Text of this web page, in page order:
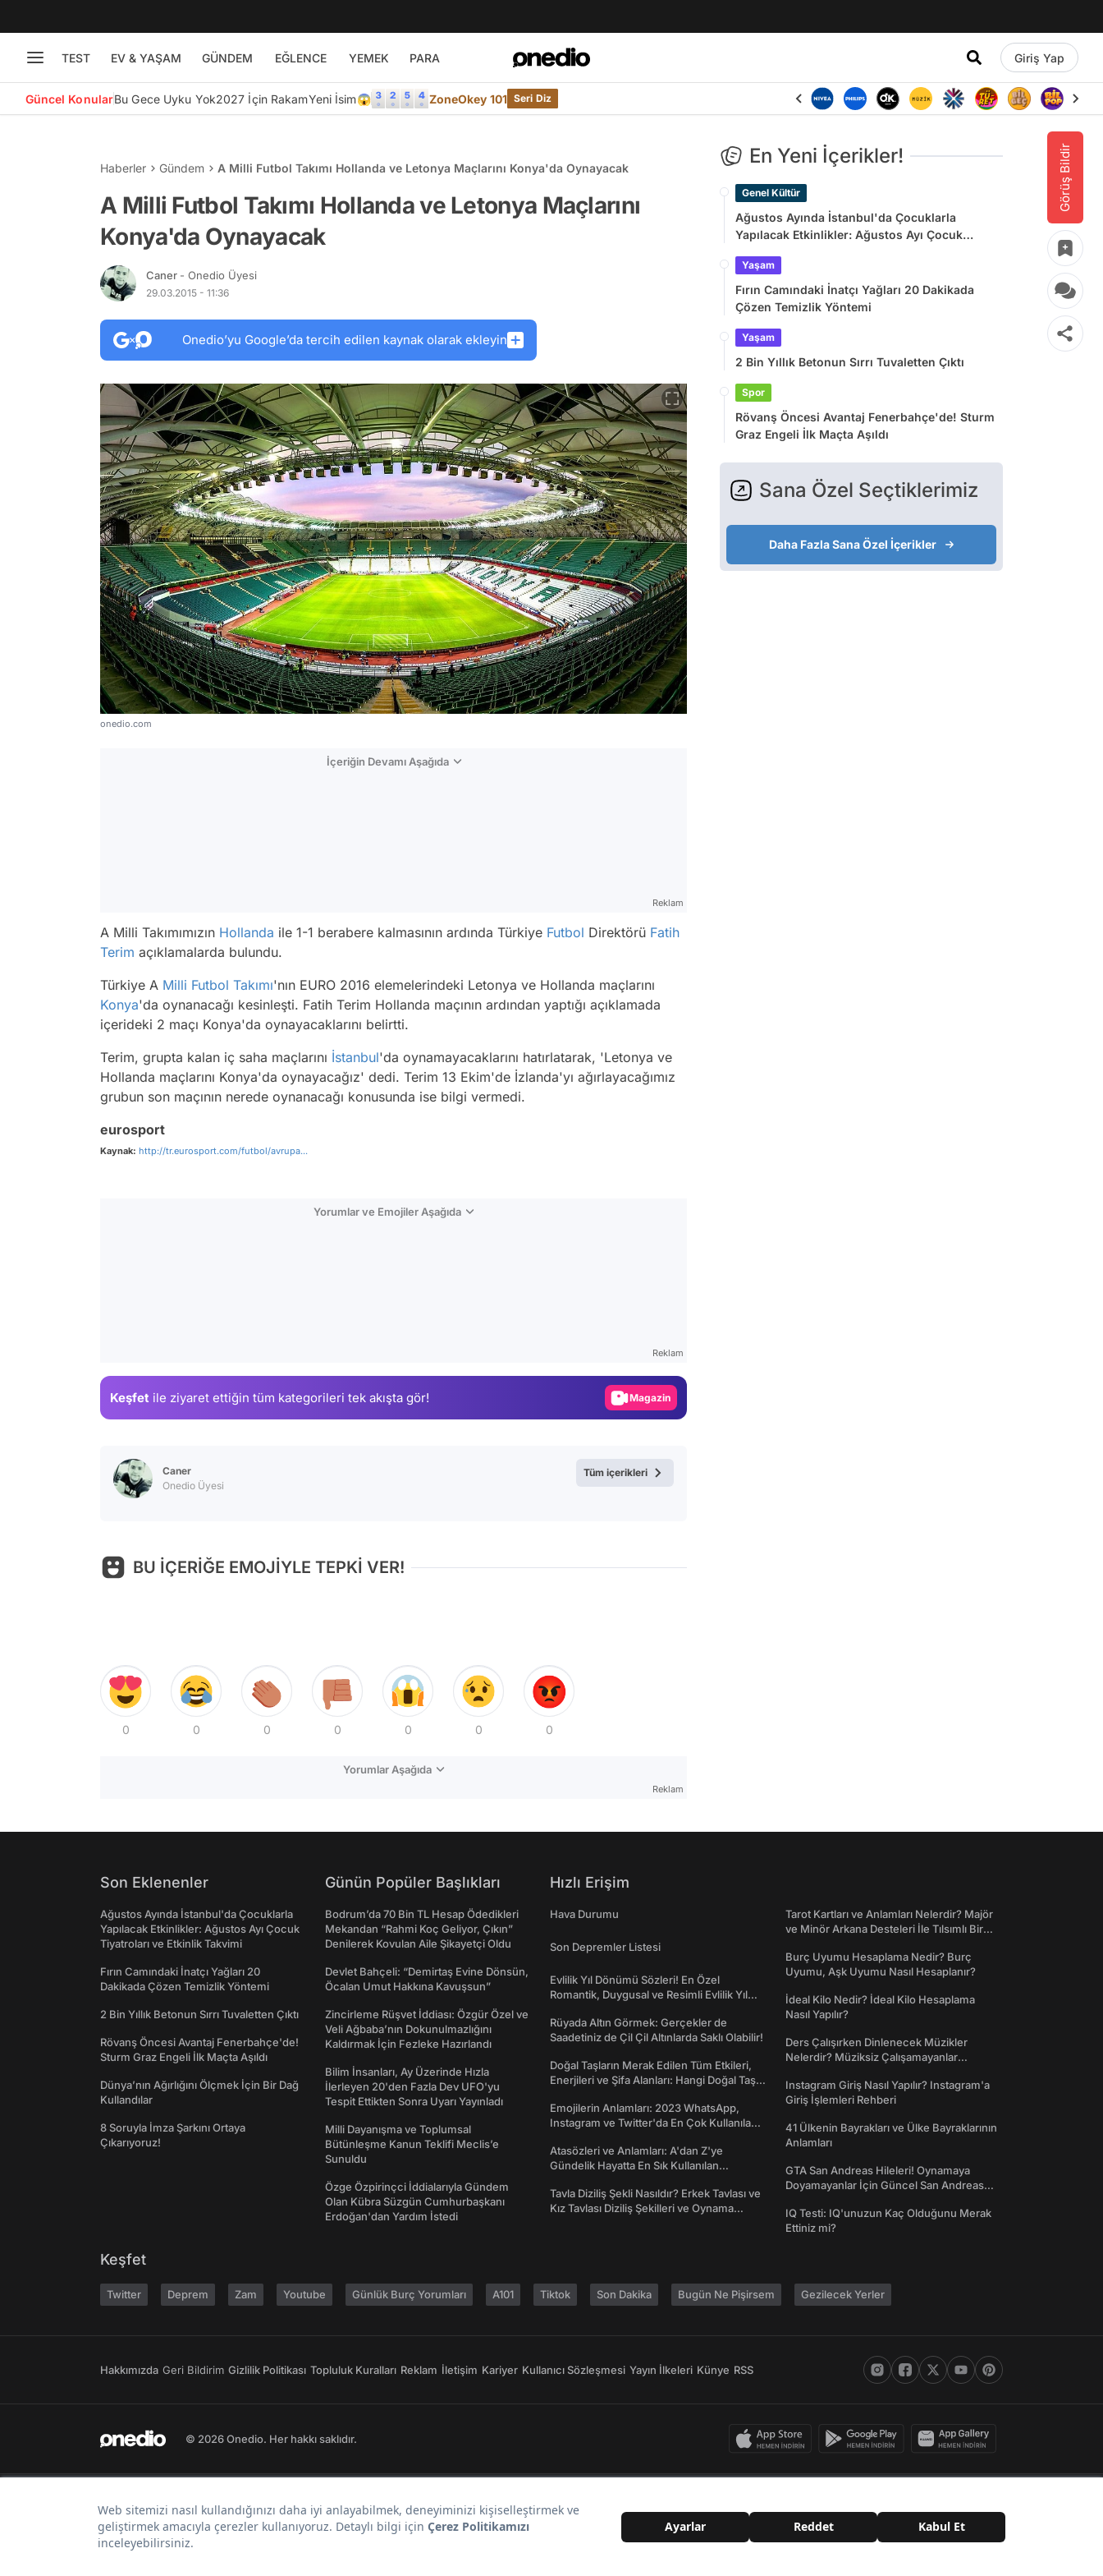
TEST EV & YAŞAM GÜNDEM EĞLENCE YEMEK PARA Giriş Yap
Güncel KonularBu Gece Uyku Yok2027 İçin RakamYeni İsim😱 ZoneOkey 101 Seri Diz
Görüş Bildir
Haberler Gündem A Milli Futbol Takımı Hollanda ve Letonya Maçlarını Konya'da Oynayacak
A Milli Futbol Takımı Hollanda ve Letonya Maçlarını
Konya'da Oynayacak
Caner - Onedio Üyesi
29.03.2015 - 11:36
Onedio’yu Google’da tercih edilen kaynak olarak ekleyin
onedio.com
İçeriğin Devamı Aşağıda
Reklam
A Milli Takımımızın Hollanda ile 1-1 berabere kalmasının ardında Türkiye Futbol Direktörü Fatih
Terim açıklamalarda bulundu.
Türkiye A Milli Futbol Takımı'nın EURO 2016 elemelerindeki Letonya ve Hollanda maçlarını
Konya'da oynanacağı kesinleşti. Fatih Terim Hollanda maçının ardından yaptığı açıklamada
içerideki 2 maçı Konya'da oynayacaklarını belirtti.
Terim, grupta kalan iç saha maçlarını İstanbul'da oynamayacaklarını hatırlatarak, 'Letonya ve
Hollanda maçlarını Konya'da oynayacağız' dedi. Terim 13 Ekim'de İzlanda'yı ağırlayacağımız
grubun son maçının nerede oynanacağı konusunda ise bilgi vermedi.
eurosport
Kaynak: http://tr.eurosport.com/futbol/avrupa...
Yorumlar ve Emojiler Aşağıda
Reklam
Keşfet ile ziyaret ettiğin tüm kategorileri tek akışta gör! Magazin
Caner
Onedio Üyesi
Tüm içerikleri
BU İÇERİĞE EMOJİYLE TEPKİ VER!
0 0 0 0 0 0 0
Yorumlar Aşağıda
Reklam
En Yeni İçerikler!
Genel Kültür
Ağustos Ayında İstanbul'da Çocuklarla
Yapılacak Etkinlikler: Ağustos Ayı Çocuk
Yaşam
Fırın Camındaki İnatçı Yağları 20 Dakikada
Çözen Temizlik Yöntemi
Yaşam
2 Bin Yıllık Betonun Sırrı Tuvaletten Çıktı
Spor
Rövanş Öncesi Avantaj Fenerbahçe'de! Sturm
Graz Engeli İlk Maçta Aşıldı
Sana Özel Seçtiklerimiz
Daha Fazla Sana Özel İçerikler
Son Eklenenler
Ağustos Ayında İstanbul'da Çocuklarla
Yapılacak Etkinlikler: Ağustos Ayı Çocuk
Tiyatroları ve Etkinlik Takvimi
Fırın Camındaki İnatçı Yağları 20
Dakikada Çözen Temizlik Yöntemi
2 Bin Yıllık Betonun Sırrı Tuvaletten Çıktı
Rövanş Öncesi Avantaj Fenerbahçe'de!
Sturm Graz Engeli İlk Maçta Aşıldı
Dünya’nın Ağırlığını Ölçmek İçin Bir Dağ
Kullandılar
8 Soruyla İmza Şarkını Ortaya
Çıkarıyoruz!
Günün Popüler Başlıkları
Bodrum’da 70 Bin TL Hesap Ödedikleri
Mekandan “Rahmi Koç Geliyor, Çıkın”
Denilerek Kovulan Aile Şikayetçi Oldu
Devlet Bahçeli: “Demirtaş Evine Dönsün,
Öcalan Umut Hakkına Kavuşsun”
Zincirleme Rüşvet İddiası: Özgür Özel ve
Veli Ağbaba’nın Dokunulmazlığını
Kaldırmak İçin Fezleke Hazırlandı
Bilim İnsanları, Ay Üzerinde Hızla
İlerleyen 20'den Fazla Dev UFO'yu
Tespit Ettikten Sonra Uyarı Yayınladı
Milli Dayanışma ve Toplumsal
Bütünleşme Kanun Teklifi Meclis’e
Sunuldu
Özge Özpirinçci İddialarıyla Gündem
Olan Kübra Süzgün Cumhurbaşkanı
Erdoğan'dan Yardım İstedi
Hızlı Erişim
Hava Durumu
Son Depremler Listesi
Evlilik Yıl Dönümü Sözleri! En Özel
Romantik, Duygusal ve Resimli Evlilik Yıl
Rüyada Altın Görmek: Gerçekler de
Saadetiniz de Çil Çil Altınlarda Saklı Olabilir!
Doğal Taşların Merak Edilen Tüm Etkileri,
Enerjileri ve Şifa Alanları: Hangi Doğal Taş
Emojilerin Anlamları: 2023 WhatsApp,
Instagram ve Twitter'da En Çok Kullanılan
Atasözleri ve Anlamları: A'dan Z'ye
Gündelik Hayatta En Sık Kullanılan
Tavla Diziliş Şekli Nasıldır? Erkek Tavlası ve
Kız Tavlası Diziliş Şekilleri ve Oynama
Tarot Kartları ve Anlamları Nelerdir? Majör
ve Minör Arkana Desteleri İle Tılsımlı Bir
Burç Uyumu Hesaplama Nedir? Burç
Uyumu, Aşk Uyumu Nasıl Hesaplanır?
İdeal Kilo Nedir? İdeal Kilo Hesaplama
Nasıl Yapılır?
Ders Çalışırken Dinlenecek Müzikler
Nelerdir? Müziksiz Çalışamayanlar
Instagram Giriş Nasıl Yapılır? Instagram'a
Giriş İşlemleri Rehberi
41 Ülkenin Bayrakları ve Ülke Bayraklarının
Anlamları
GTA San Andreas Hileleri! Oynamaya
Doyamayanlar İçin Güncel San Andreas
IQ Testi: IQ'unuzun Kaç Olduğunu Merak
Ettiniz mi?
Keşfet
Twitter Deprem Zam Youtube Günlük Burç Yorumları A101 Tiktok Son Dakika Bugün Ne Pişirsem Gezilecek Yerler
Hakkımızda Geri Bildirim Gizlilik Politikası Topluluk Kuralları Reklam İletişim Kariyer Kullanıcı Sözleşmesi Yayın İlkeleri Künye RSS
© 2026 Onedio. Her hakkı saklıdır.